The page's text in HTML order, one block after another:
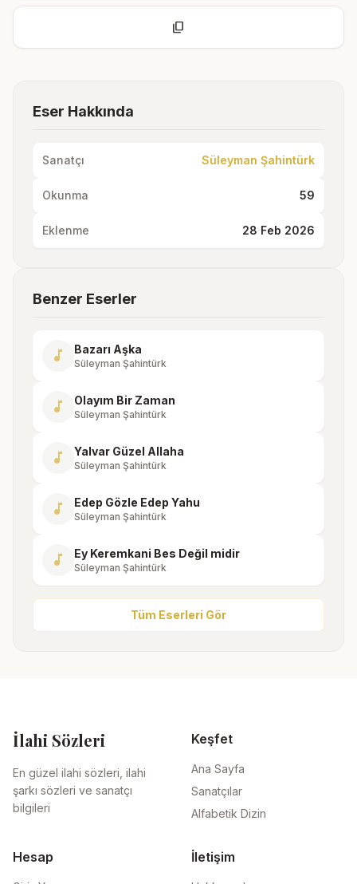
content_copy
Eser Hakkında
Sanatçı Süleyman Şahintürk
Okunma 59
Eklenme 28 Feb 2026
Benzer Eserler
music_note Bazarı Aşka
Süleyman Şahintürk
music_note Olayım Bir Zaman
Süleyman Şahintürk
music_note Yalvar Güzel Allaha
Süleyman Şahintürk
music_note Edep Gözle Edep Yahu
Süleyman Şahintürk
music_note Ey Keremkani Bes Değil midir
Süleyman Şahintürk
Tüm Eserleri Gör
İlahi Sözleri
En güzel ilahi sözleri, ilahi
şarkı sözleri ve sanatçı
bilgileri
Keşfet
Ana Sayfa
Sanatçılar
Alfabetik Dizin
Hesap İletişim